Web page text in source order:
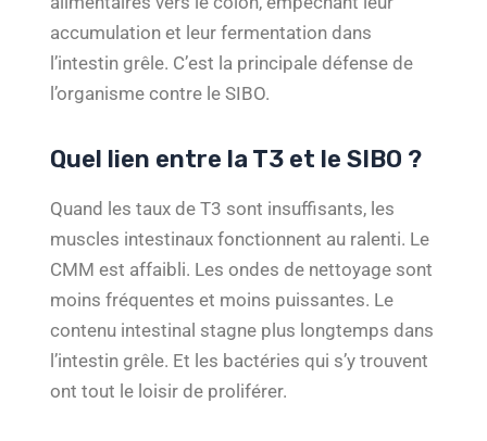
accumulation et leur fermentation dans
l’intestin grêle. C’est la principale défense de
l’organisme contre le SIBO.
Quel lien entre la T3 et le SIBO ?
Quand les taux de T3 sont insuffisants, les
muscles intestinaux fonctionnent au ralenti. Le
CMM est affaibli. Les ondes de nettoyage sont
moins fréquentes et moins puissantes. Le
contenu intestinal stagne plus longtemps dans
l’intestin grêle. Et les bactéries qui s’y trouvent
ont tout le loisir de proliférer.